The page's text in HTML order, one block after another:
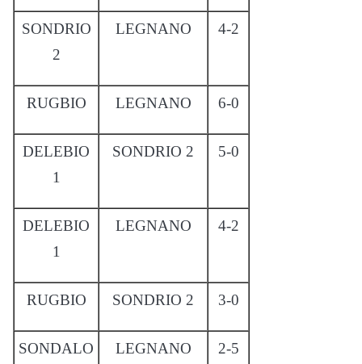
SONDRIO
2
LEGNANO 4-2
RUGBIO LEGNANO 6-0
DELEBIO
1
SONDRIO 2 5-0
DELEBIO
1
LEGNANO 4-2
RUGBIO SONDRIO 2 3-0
SONDALO LEGNANO 2-5